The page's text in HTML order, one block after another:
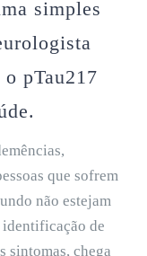
simples
pTau217
que sofrem
não estejam
identificação de
sintomas, chega